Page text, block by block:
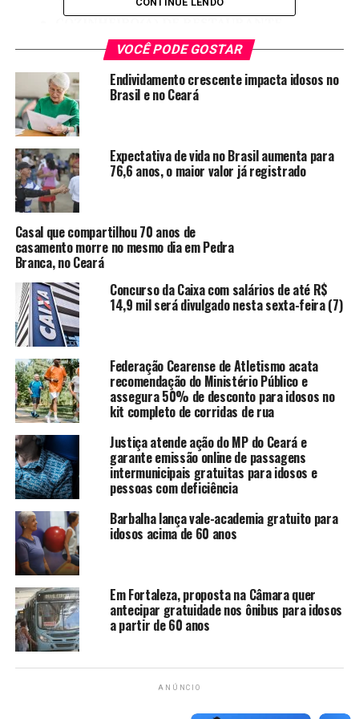
COZINHEIRA GERAL – (COM CURRÍCULOS),
CHURRASQUEIRO,
ELETRICISTA DE VEÍCULOS – (COM
CURRÍCULOS),
EMPREGADA DOMÉSTICA – (PARA
FORTALEZA),
FUNILEIRO DE VEÍCULOS,
LAVADOR DE VEÍCULOS,
MARCENEIRO,
MECÂNICO MANUTENÇÃO DE VEÍCULOS A
DIESEL – (COM CURRÍCULOS),
MECÂNICO DE VEÍCULOS,
LIMPEZA,
PADEIRO,
PIZZAIOLO,
SOLDADOR – (COM
CURRÍCULOS),
TÉCNICO AGRÍCOLA – (HABILITAÇÃO – AB –
COM CÚRRÍCULOS),
TORNEIRO MECÂNICO – (COM
CURRÍCULOS),
ALINHADOR/BALANCEADOR DE DIREÇÃO –
(FICHAS),
ATENDENTE DE BALCÃO,
AUXILIAR DE LINHA DE PRODUÇÃO –
COLOCADOR DE ACESSÓRIOS DE VEÍCULOS –
VOCÊ PODE GOSTAR
Endividamento crescente impacta idosos no
Brasil e no Ceará
Expectativa de vida no Brasil aumenta para
76,6 anos, o maior valor já registrado
Casal que compartilhou 70 anos de
casamento morre no mesmo dia em Pedra
Branca, no Ceará
Concurso da Caixa com salários de até R$
14,9 mil será divulgado nesta sexta-feira (7)
Federação Cearense de Atletismo acata
recomendação do Ministério Público e
assegura 50% de desconto para idosos no
kit completo de corridas de rua
Justiça atende ação do MP do Ceará e
garante emissão online de passagens
intermunicipais gratuitas para idosos e
pessoas com deficiência
Barbalha lança vale-academia gratuito para
idosos acima de 60 anos
Em Fortaleza, proposta na Câmara quer
antecipar gratuidade nos ônibus para idosos
a partir de 60 anos
ANÚNCIO